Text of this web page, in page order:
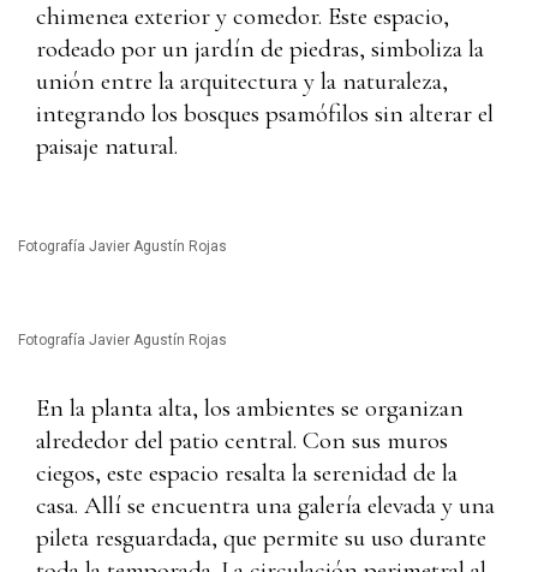
chimenea exterior y comedor. Este espacio,
rodeado por un jardín de piedras, simboliza la
unión entre la arquitectura y la naturaleza,
integrando los bosques psamófilos sin alterar el
paisaje natural.
Fotografía Javier Agustín Rojas
Fotografía Javier Agustín Rojas
En la planta alta, los ambientes se organizan
alrededor del patio central. Con sus muros
ciegos, este espacio resalta la serenidad de la
casa. Allí se encuentra una galería elevada y una
pileta resguardada, que permite su uso durante